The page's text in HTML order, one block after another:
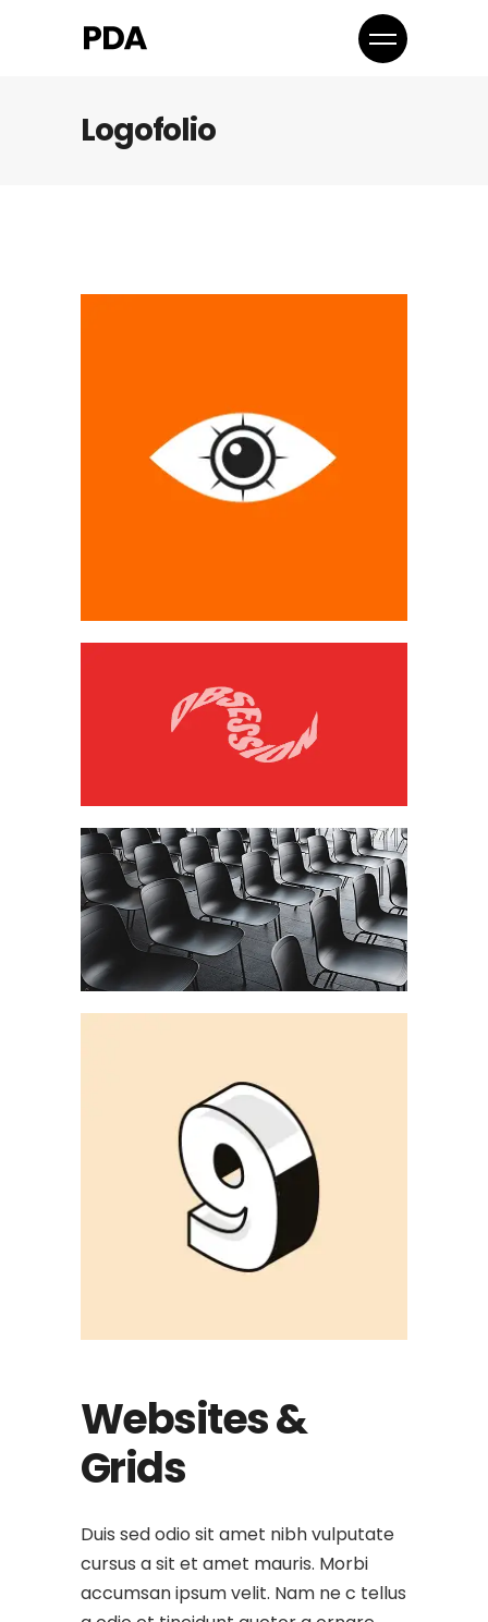
Logofolio
Websites &
Grids
Duis sed odio sit amet nibh vulputate
cursus a sit et amet mauris. Morbi
accumsan ipsum velit. Nam ne c tellus